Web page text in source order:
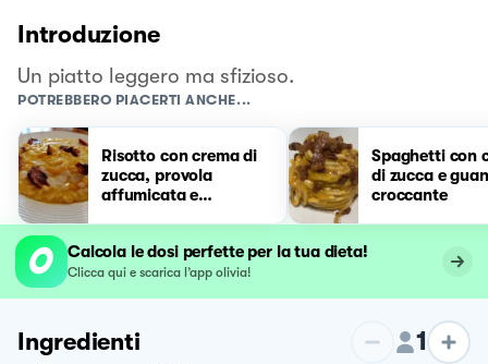
Introduzione
Un piatto leggero ma sfizioso.
POTREBBERO PIACERTI ANCHE...
Risotto con crema di
zucca, provola
affumicata e
Spaghetti con
di zucca e
croccante
Calcola le dosi perfette per la tua dieta!
Clicca qui e scarica l’app olivia!
Ingredienti 1